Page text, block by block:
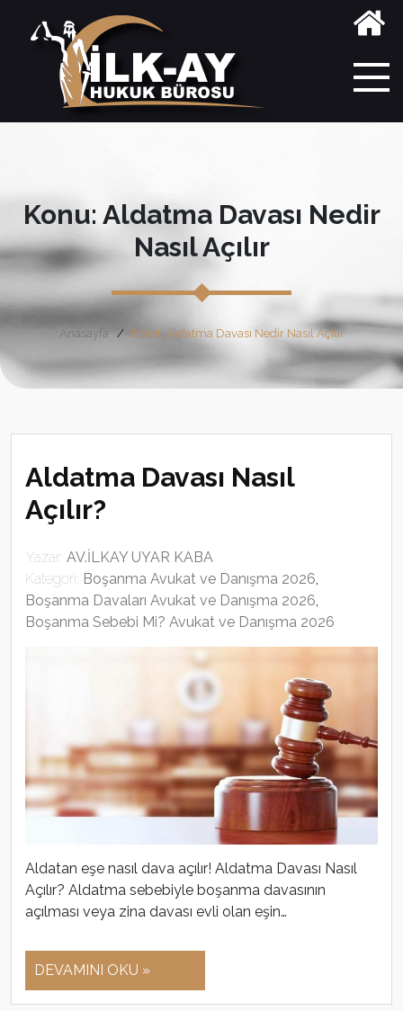
Konu: Aldatma Davası Nedir
Nasıl Açılır
Anasayfa Etiket: Aldatma Davası Nedir Nasıl Açılır
Aldatma Davası Nasıl
Açılır?
Yazar: AV.İLKAY UYAR KABA
Kategori: Boşanma Avukat ve Danışma 2026,
Boşanma Davaları Avukat ve Danışma 2026,
Boşanma Sebebi Mi? Avukat ve Danışma 2026
Aldatan eşe nasıl dava açılır! Aldatma Davası Nasıl
Açılır? Aldatma sebebiyle boşanma davasının
açılması veya zina davası evli olan eşin…
DEVAMINI OKU »